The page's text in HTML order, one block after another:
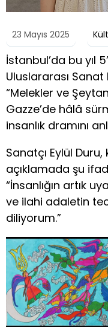
23 Mayıs 2025
İstanbul’da bu yıl
Uluslararası Sanat
“Melekler ve
Gazze’de hâlâ
insanlık dramını
Sanatçı Eylül
açıklamada şu
“İnsanlığın artık
ve ilahi adaletin
diliyorum.”